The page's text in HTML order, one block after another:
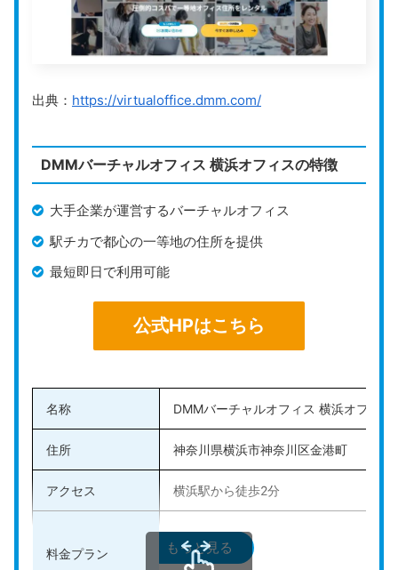
ループ会社が運営するバーチャルオフィスです。全国に
オフィスを展開しており、主要都市の一等地の住所を会
GMOオフィスサポートでは、月額660円（税込）から
月額料金に郵便物の転送費用が含まれている分かりやす
いプランのため、コストを把握しやすいです。起業した
ばかりの人でも安心して利用できるでしょう。
GMOあおぞらネット銀行と連携しているため、開設実
績が豊富でスムーズに法人口座の手続きができるのが魅
きるシステムが整っているので、効率よくビジネスの準
出典： https://virtualoffice.dmm.com/
DMMバーチャルオフィス 横浜オフィスの特徴
大手企業が運営するバーチャルオフィス
駅チカで都心の一等地の住所を提供
最短即日で利用可能
公式HPはこちら
名称 DMMバーチャルオフィス 横浜オフィス
住所 神奈川県横浜市神奈川区金港町
アクセス 横浜駅から徒歩2分
料金プラン
・ミニマムプラン:初期費用 保証金
・ベーシックプラン:初期費用 保証金
もっと見る